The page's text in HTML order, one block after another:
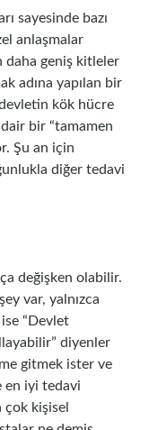
sayesinde bazı
anlaşmalar
daha geniş kitleler
adına yapılan bir
kök hücre
bir “tamamen
Şu an için
diğer tedavi
değişken olabilir.
var, yalnızca
“Devlet
diyenler
gitmek ister ve
en iyi tedavi
çok kişisel